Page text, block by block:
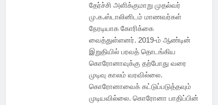
தேர்ச்சி அளிக்குமாறு முதல்வர்
மு.க.ஸ்டாலினிடம் மாணவர்கள்
நேரடியாக கோரிக்கை
வைத்துள்ளனர். 2019-ம் ஆண்டின்
இறுதியில் பரவத் தொடங்கிய
கொரோனாவுக்கு தற்போது வரை
முடிவு காலம் வரவில்லை.
கொரோனாவைக் கட்டுப்படுத்தவும்
முடியவில்லை. கொரோனா பாதிப்பின்